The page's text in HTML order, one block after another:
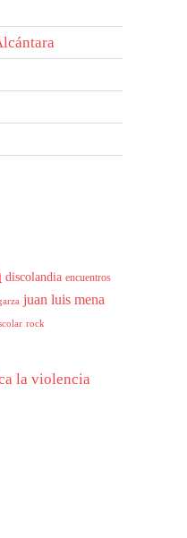
discolandia encuentros
juan luis mena
rock